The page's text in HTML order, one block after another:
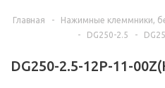
Главная - Нажимные клеммники,
-
DG250-2.5 -
DG250-2.5-12P-11-